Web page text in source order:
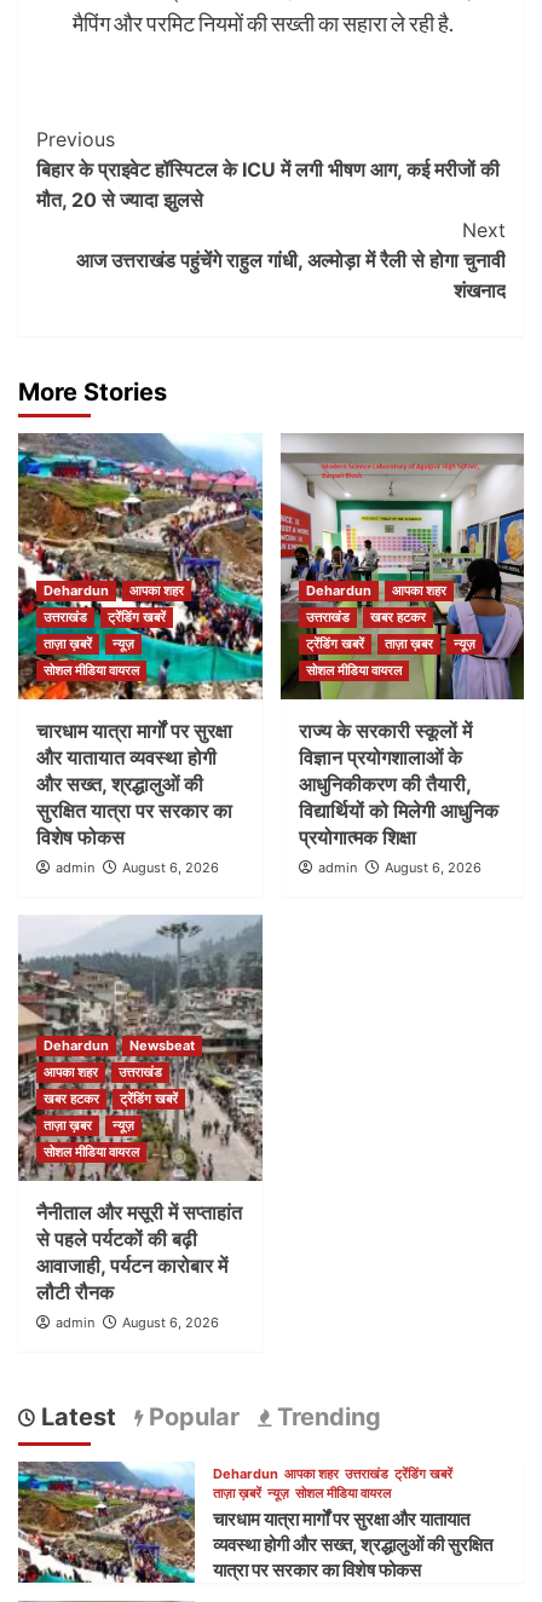
मैपिंग और परमिट नियमों की सख्ती का सहारा ले रही है.
Post
Navigation
Previous
बिहार के प्राइवेट हॉस्पिटल के ICU में लगी भीषण आग, कई मरीजों की
मौत, 20 से ज्यादा झुलसे
Next
आज उत्तराखंड पहुंचेंगे राहुल गांधी, अल्मोड़ा में रैली से होगा चुनावी
शंखनाद
More Stories
Dehardun
आपका शहर
उत्तराखंड
ट्रेंडिंग खबरें
ताज़ा ख़बरें
न्यूज़
सोशल मीडिया वायरल
चारधाम यात्रा मार्गों पर सुरक्षा
और यातायात व्यवस्था होगी
और सख्त, श्रद्धालुओं की
सुरक्षित यात्रा पर सरकार का
विशेष फोकस
admin August 6, 2026
Dehardun
आपका शहर
उत्तराखंड
खबर हटकर
ट्रेंडिंग खबरें
ताज़ा ख़बर
न्यूज़
सोशल मीडिया वायरल
राज्य के सरकारी स्कूलों में
विज्ञान प्रयोगशालाओं के
आधुनिकीकरण की तैयारी,
विद्यार्थियों को मिलेगी आधुनिक
प्रयोगात्मक शिक्षा
admin August 6, 2026
Dehardun
Newsbeat
आपका शहर
उत्तराखंड
खबर हटकर
ट्रेंडिंग खबरें
ताज़ा ख़बर
न्यूज़
सोशल मीडिया वायरल
नैनीताल और मसूरी में सप्ताहांत
से पहले पर्यटकों की बढ़ी
आवाजाही, पर्यटन कारोबार में
लौटी रौनक
admin August 6, 2026
Latest Popular Trending
Dehardun आपका शहर उत्तराखंड ट्रेंडिंग खबरें
ताज़ा ख़बरें न्यूज़ सोशल मीडिया वायरल
चारधाम यात्रा मार्गों पर सुरक्षा और यातायात
व्यवस्था होगी और सख्त, श्रद्धालुओं की सुरक्षित
यात्रा पर सरकार का विशेष फोकस